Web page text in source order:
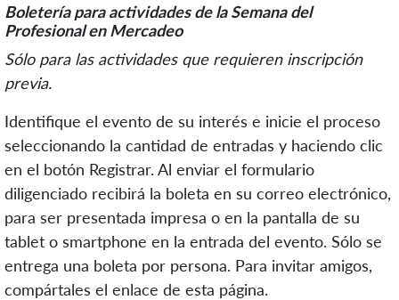
Boletería para actividades de la Semana del
Profesional en Mercadeo
Sólo para las actividades que requieren inscripción
previa.
Identifique el evento de su interés e inicie el proceso
seleccionando la cantidad de entradas y haciendo clic
en el botón Registrar. Al enviar el formulario
diligenciado recibirá la boleta en su correo electrónico,
para ser presentada impresa o en la pantalla de su
tablet o smartphone en la entrada del evento. Sólo se
entrega una boleta por persona. Para invitar amigos,
compártales el enlace de esta página.